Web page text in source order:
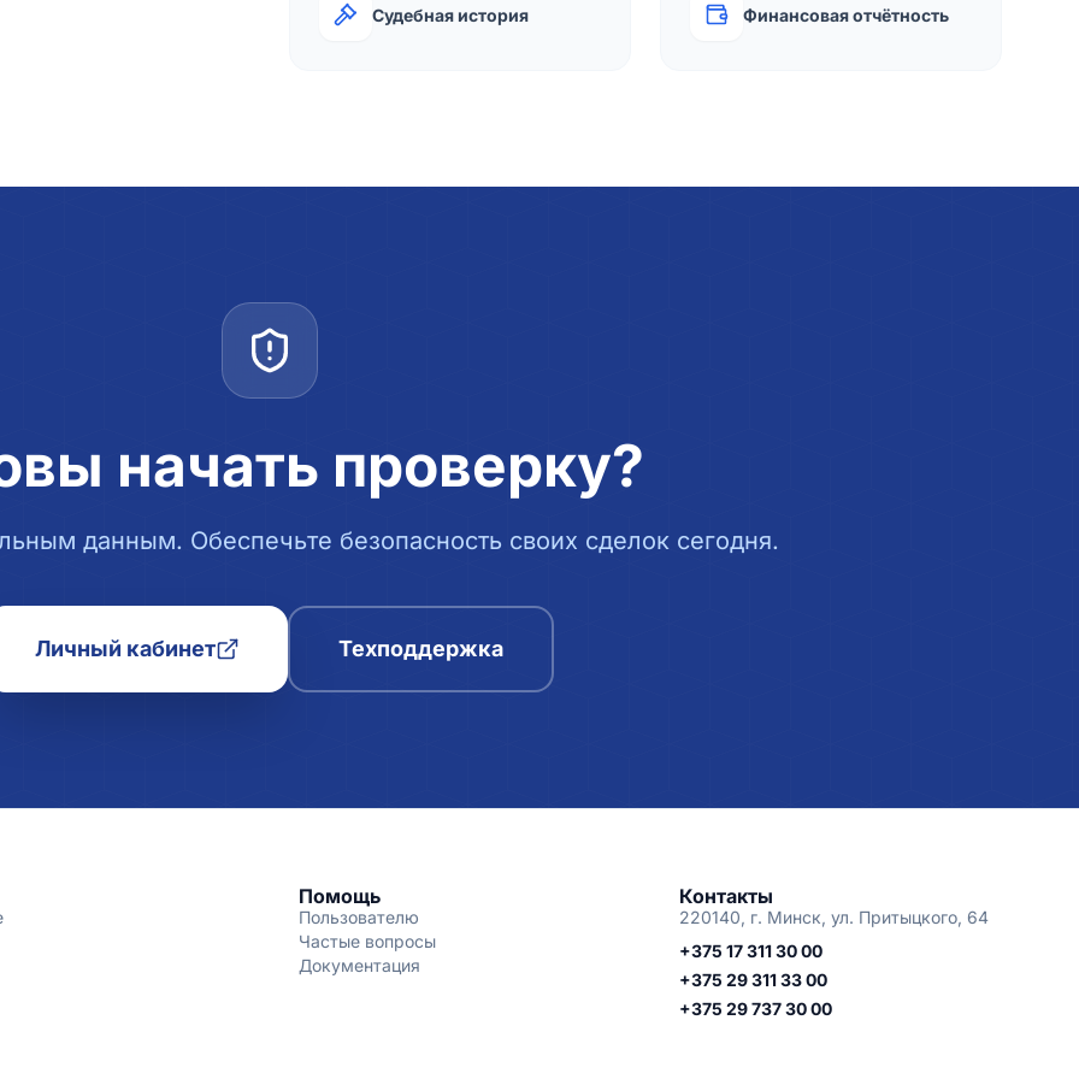
Судебная история Финансовая отчётность
начать проверку?
данным. Обеспечьте безопасность своих сделок сегодня.
Личный кабинет Техподдержка
Помощь
Пользователю
Частые вопросы
Документация
Контакты
220140, г. Минск, ул. Притыцкого, 64
+375 17 311 30 00
+375 29 311 33 00
+375 29 737 30 00